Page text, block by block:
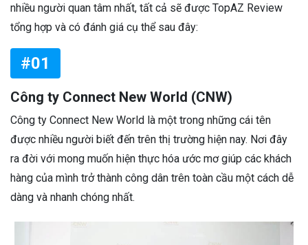
nhiều người quan tâm nhất, tất cả sẽ được TopAZ Review
tổng hợp và có đánh giá cụ thể sau đây:
#01
Công ty Connect New World (CNW)
Công ty Connect New World là một trong những cái tên
được nhiều người biết đến trên thị trường hiện nay. Nơi đây
ra đời với mong muốn hiện thực hóa ước mơ giúp các khách
hàng của mình trở thành công dân trên toàn cầu một cách dễ
dàng và nhanh chóng nhất.